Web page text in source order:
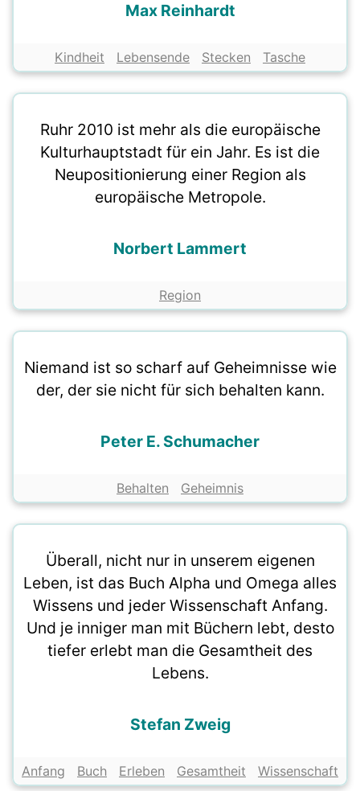
Max Reinhardt
Kindheit Lebensende Stecken Tasche
Ruhr 2010 ist mehr als die europäische
Kulturhauptstadt für ein Jahr. Es ist die
Neupositionierung einer Region als
europäische Metropole.
Norbert Lammert
Region
Niemand ist so scharf auf Geheimnisse wie
der, der sie nicht für sich behalten kann.
Peter E. Schumacher
Behalten Geheimnis
Überall, nicht nur in unserem eigenen
Leben, ist das Buch Alpha und Omega alles
Wissens und jeder Wissenschaft Anfang.
Und je inniger man mit Büchern lebt, desto
tiefer erlebt man die Gesamtheit des
Lebens.
Stefan Zweig
Anfang Buch Erleben Gesamtheit Wissenschaft